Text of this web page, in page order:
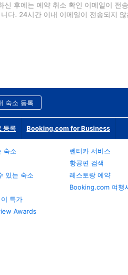
후에는 예약 취소 확인 이메일이 전
다. 24시간 이내 이메일이 전송되지
숙소 등록
등록 Booking.com for Business
숙소
있는 숙소
특가
Awards
렌터카 서비스
항공편 검색
레스토랑 예약
Booking.com 여행